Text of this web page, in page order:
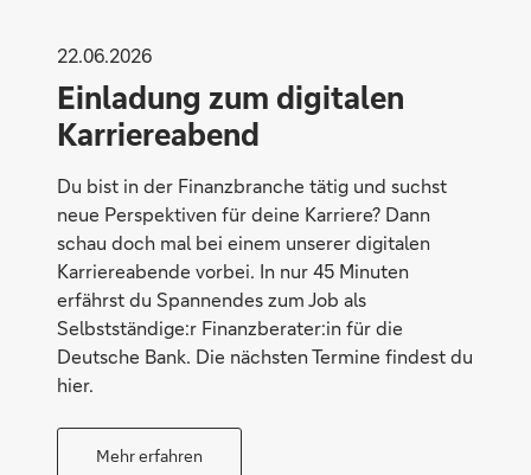
Nah
22.06.2026
Einladung zum digitalen
Karriereabend
Du bist in der Finanzbranche tätig und suchst
neue Perspektiven für deine Karriere? Dann
schau doch mal bei einem unserer digitalen
Karriereabende vorbei. In nur 45 Minuten
erfährst du Spannendes zum Job als
Selbstständige:r Finanzberater:in für die
Deutsche Bank. Die nächsten Termine findest du
hier.
Mehr erfahren